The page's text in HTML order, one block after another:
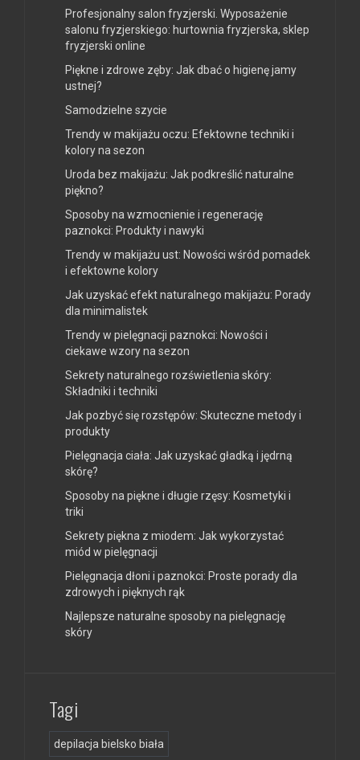
Profesjonalny salon fryzjerski. Wyposażenie
salonu fryzjerskiego: hurtownia fryzjerska, sklep
fryzjerski online
Piękne i zdrowe zęby: Jak dbać o higienę jamy
ustnej?
Samodzielne szycie
Trendy w makijażu oczu: Efektowne techniki i
kolory na sezon
Uroda bez makijażu: Jak podkreślić naturalne
piękno?
Sposoby na wzmocnienie i regenerację
paznokci: Produkty i nawyki
Trendy w makijażu ust: Nowości wśród pomadek
i efektowne kolory
Jak uzyskać efekt naturalnego makijażu: Porady
dla minimalistek
Trendy w pielęgnacji paznokci: Nowości i
ciekawe wzory na sezon
Sekrety naturalnego rozświetlenia skóry:
Składniki i techniki
Jak pozbyć się rozstępów: Skuteczne metody i
produkty
Pielęgnacja ciała: Jak uzyskać gładką i jędrną
skórę?
Sposoby na piękne i długie rzęsy: Kosmetyki i
triki
Sekrety piękna z miodem: Jak wykorzystać
miód w pielęgnacji
Pielęgnacja dłoni i paznokci: Proste porady dla
zdrowych i pięknych rąk
Najlepsze naturalne sposoby na pielęgnację
skóry
Tagi
depilacja bielsko biała